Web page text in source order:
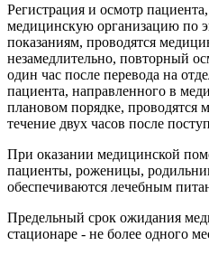
Регистрация и осмотр
медицинскую организацию по
показаниям, проводятся
незамедлительно, повторный
один час после перевода на
пациента, направленного в
плановом порядке, проводятся
течение двух часов после
При оказании медицинской
пациенты, роженицы,
обеспечиваются лечебным
Предельный срок ожидания
стационаре - не более одного